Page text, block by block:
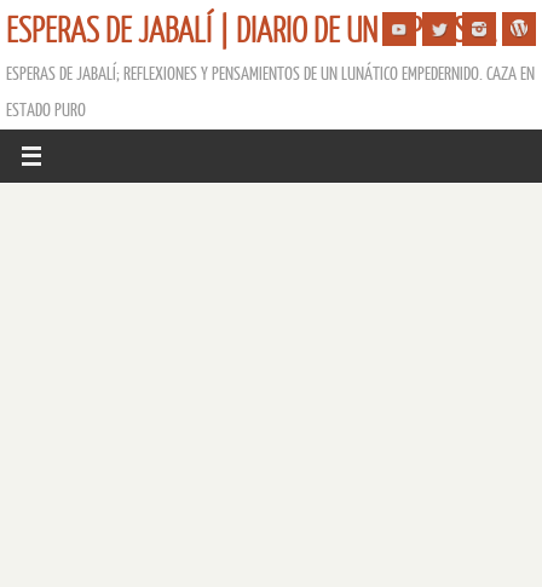
ESPERAS DE JABALÍ | DIARIO DE UN ESPERISTA
ESPERAS DE JABALÍ; REFLEXIONES Y PENSAMIENTOS DE UN LUNÁTICO EMPEDERNIDO. CAZA EN
ESTADO PURO